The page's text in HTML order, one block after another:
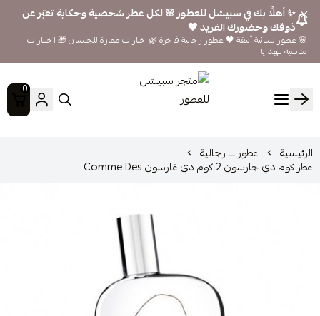
✨ أهلًا بك في سبيشل للعطور 🌸 لكل عطر شخصية وحكاية تعبّر عن
ذوقك وحضورك الفريد 🖤
🌸 عطور نسائية أنيقة 🖤 عطور رجالية فاخرة 🌿 خيارات مميزة للجنسين 🎁 اختيارات
مناسبة للهدايا
متجر سبيشل للعطور
0
الرئيسية عطور ـــ رجالية
عطر كوم دي جارسون 2 كوم دي غارسون Comme Des